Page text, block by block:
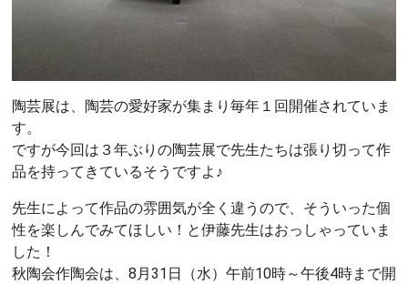
陶芸展は、陶芸の愛好家が集まり毎年１回開催されていま
す。
ですが今回は３年ぶりの陶芸展で先生たちは張り切って作
品を持ってきているそうですよ♪
先生によって作品の雰囲気が全く違うので、そういった個
性を楽しんでみてほしい！と伊藤先生はおっしゃっていま
した！
秋陶会作陶会は、8月31日（水）午前10時～午後4時まで開